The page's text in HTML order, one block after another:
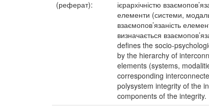
(реферат):
ієрархічністю
елементи (системи,
взаємопов’язаність
визначається
defines the socio-
by the hierarchy of
elements (systems,
corresponding
polysystem integrity of the
components of the integrity.